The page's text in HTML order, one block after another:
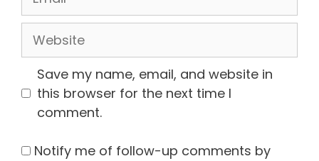
Website
Save my name, email, and website in
this browser for the next time I
comment.
Notify me of follow-up comments by